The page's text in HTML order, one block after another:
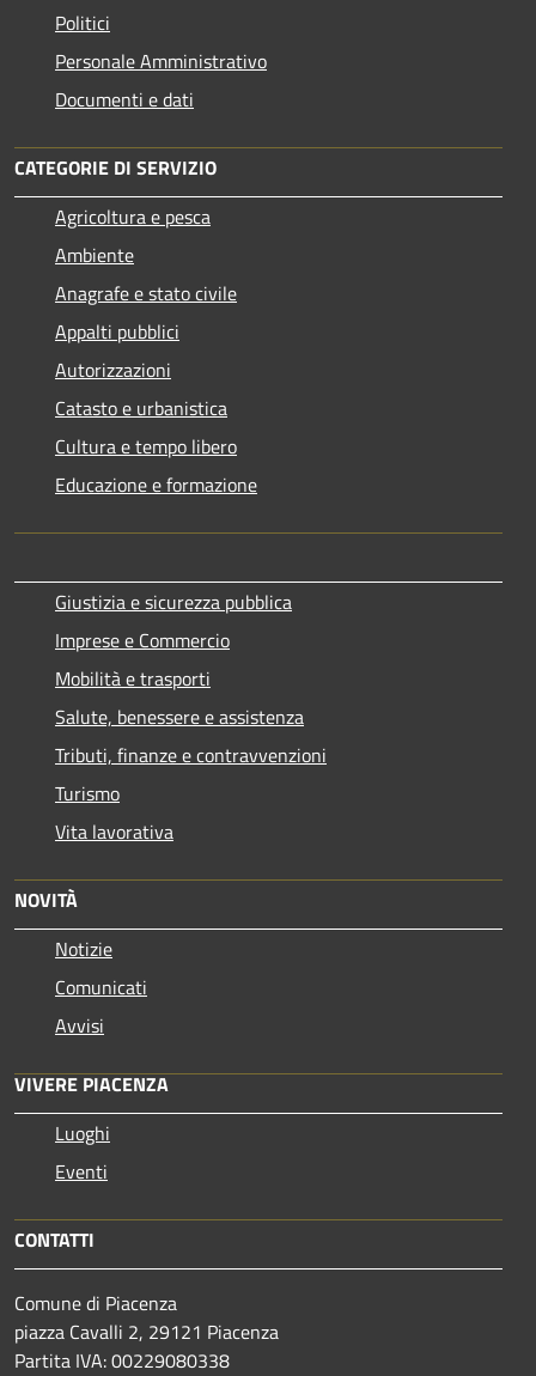
Politici
Personale Amministrativo
Documenti e dati
CATEGORIE DI SERVIZIO
Agricoltura e pesca
Ambiente
Anagrafe e stato civile
Appalti pubblici
Autorizzazioni
Catasto e urbanistica
Cultura e tempo libero
Educazione e formazione
Giustizia e sicurezza pubblica
Imprese e Commercio
Mobilità e trasporti
Salute, benessere e assistenza
Tributi, finanze e contravvenzioni
Turismo
Vita lavorativa
NOVITÀ
Notizie
Comunicati
Avvisi
VIVERE PIACENZA
Luoghi
Eventi
CONTATTI
Comune di Piacenza
piazza Cavalli 2, 29121 Piacenza
Partita IVA: 00229080338